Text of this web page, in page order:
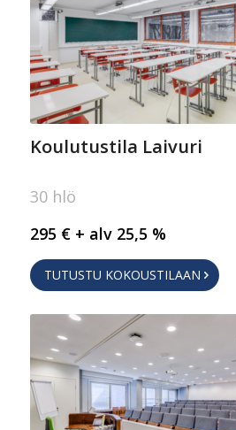
Koulutustila Laivuri
30 hlö
295 € + alv 25,5 %
TUTUSTU KOKOUSTILAAN